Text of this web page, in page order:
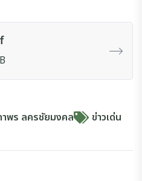
าพร ลครชัยมงคล ข่าวเด่น